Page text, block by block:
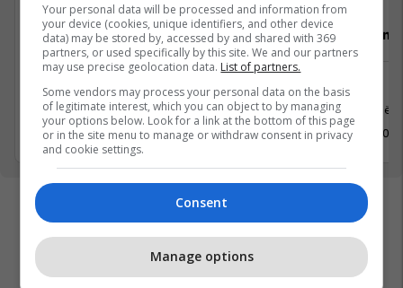
The HR Excellence
Burime Njerëzore
Prishtinë
14 Prill 2026
Sales
Media
Prishtinë
3 Prill 2026
Your personal data will be processed and information from
your device (cookies, unique identifiers, and other device
data) may be stored by, accessed by and shared with 369
partners, or used specifically by this site. We and our partners
may use precise geolocation data. List of partners.
Some vendors may process your personal data on the basis
of legitimate interest, which you can object to by managing
your options below. Look for a link at the bottom of this page
or in the site menu to manage or withdraw consent in privacy
and cookie settings.
Consent
Manage options